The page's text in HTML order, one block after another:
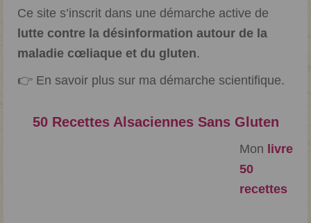
Ce site s’inscrit dans une démarche active de
lutte contre la désinformation autour de la
maladie cœliaque et du gluten.
👉 En savoir plus sur ma démarche scientifique.
50 Recettes Alsaciennes Sans Gluten
Mon livre
50
recettes